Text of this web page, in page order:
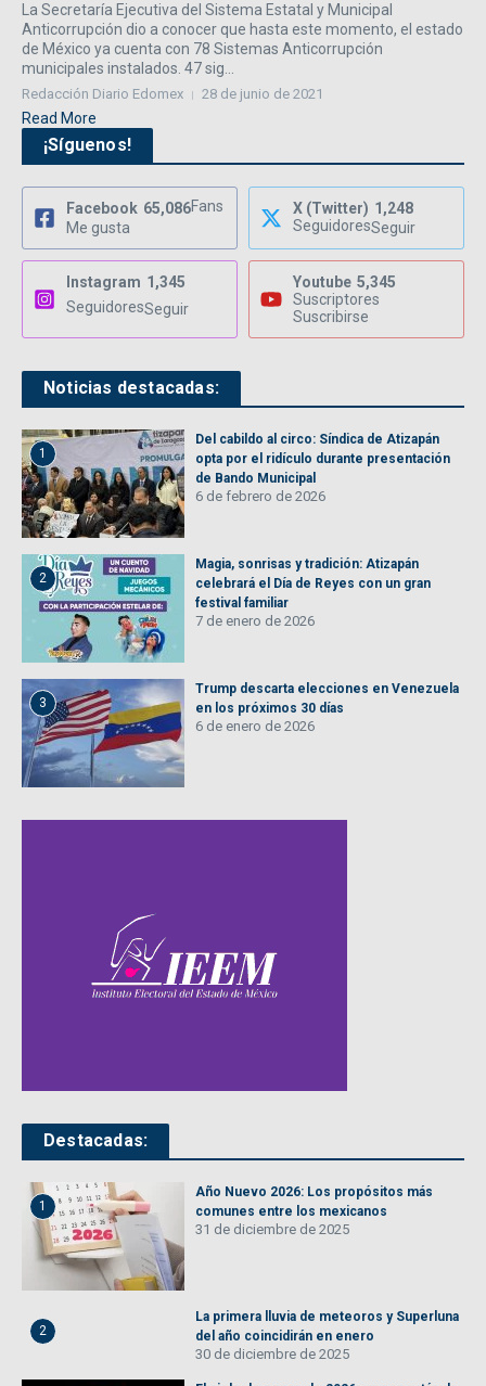
La Secretaría Ejecutiva del Sistema Estatal y Municipal
Anticorrupción dio a conocer que hasta este momento, el estado
de México ya cuenta con 78 Sistemas Anticorrupción
municipales instalados. 47 sig...
Redacción Diario Edomex 28 de junio de 2021
Read More
¡Síguenos!
Facebook 65,086Fans
Me gusta
X (Twitter) 1,248
SeguidoresSeguir
Instagram 1,345
SeguidoresSeguir
Youtube 5,345
Suscriptores
Suscribirse
Noticias destacadas:
1
Del cabildo al circo: Síndica de Atizapán
opta por el ridículo durante presentación
de Bando Municipal
6 de febrero de 2026
2
Magia, sonrisas y tradición: Atizapán
celebrará el Día de Reyes con un gran
festival familiar
7 de enero de 2026
3
Trump descarta elecciones en Venezuela
en los próximos 30 días
6 de enero de 2026
Destacadas:
1
Año Nuevo 2026: Los propósitos más
comunes entre los mexicanos
31 de diciembre de 2025
2
La primera lluvia de meteoros y Superluna
del año coincidirán en enero
30 de diciembre de 2025